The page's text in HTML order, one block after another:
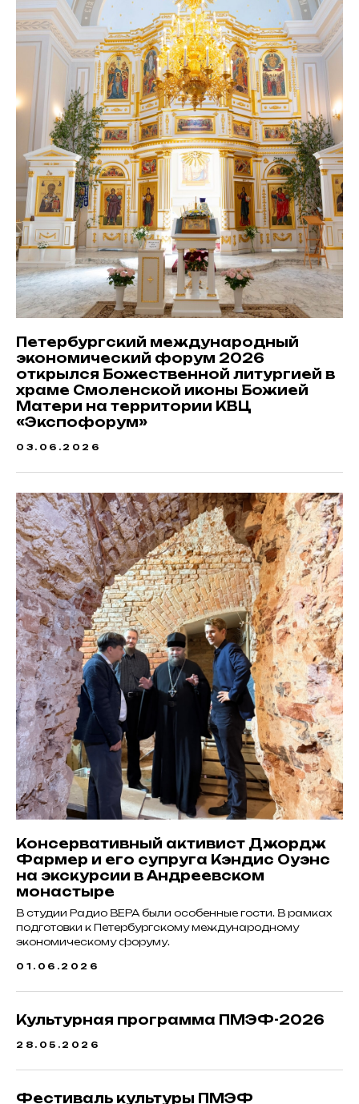
Петербургский международный
экономический форум 2026
открылся Божественной литургией в
храме Смоленской иконы Божией
Матери на территории КВЦ
«Экспофорум»
03.06.2026
Консервативный активист Джордж
Фармер и его супруга Кэндис Оуэнс
на экскурсии в Андреевском
монастыре
В студии Радио ВЕРА были особенные гости. В рамках
подготовки к Петербургскому международному
экономическому форуму.
01.06.2026
Культурная программа ПМЭФ-2026
28.05.2026
Фестиваль культуры ПМЭФ